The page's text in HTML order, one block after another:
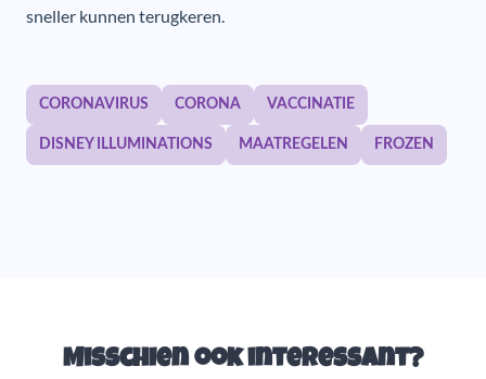
sneller kunnen terugkeren.
CORONAVIRUS CORONA VACCINATIE
DISNEY ILLUMINATIONS MAATREGELEN FROZEN
Misschien ook interessant?